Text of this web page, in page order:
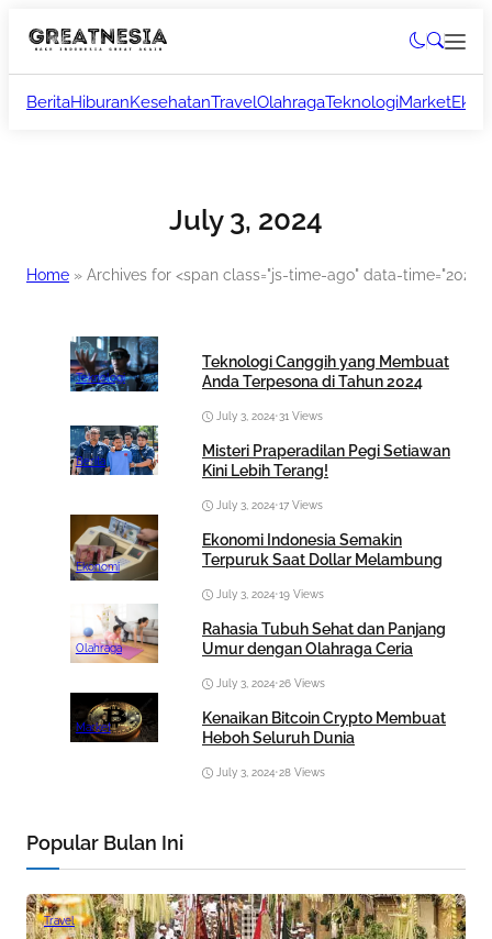
BeritaHiburanKesehatanTravelOlahragaTeknologiMarket
July 3, 2024
Home » Archives for <span class="js-time-ago" data-time="2024-
Teknologi
Teknologi Canggih yang Membuat
Anda Terpesona di Tahun 2024
July 3, 2024•31 Views
Berita
Misteri Praperadilan Pegi Setiawan
Kini Lebih Terang!
July 3, 2024•17 Views
Ekonomi
Ekonomi Indonesia Semakin
Terpuruk Saat Dollar Melambung
July 3, 2024•19 Views
Olahraga
Rahasia Tubuh Sehat dan Panjang
Umur dengan Olahraga Ceria
July 3, 2024•26 Views
Market
Kenaikan Bitcoin Crypto Membuat
Heboh Seluruh Dunia
July 3, 2024•28 Views
Popular Bulan Ini
Travel